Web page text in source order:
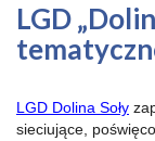
LGD
LGD Dolina Soły
sieciujące,